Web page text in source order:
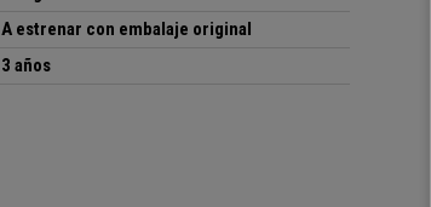
A estrenar con embalaje original
3 años